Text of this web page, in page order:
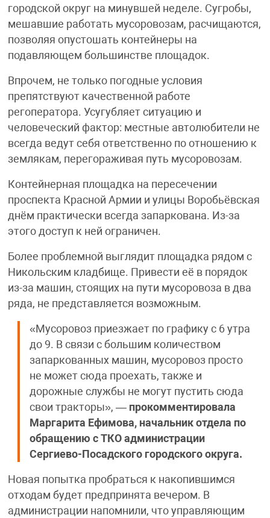
городской округ на минувшей неделе. Сугробы,
мешавшие работать мусоровозам, расчищаются,
позволяя опустошать контейнеры на
подавляющем большинстве площадок.
Впрочем, не только погодные условия
препятствуют качественной работе
регоператора. Усугубляет ситуацию и
человеческий фактор: местные автолюбители не
всегда ведут себя ответственно по отношению к
землякам, перегораживая путь мусоровозам.
Контейнерная площадка на пересечении
проспекта Красной Армии и улицы Воробьёвская
днём практически всегда запаркована. Из-за
этого доступ к ней ограничен.
Более проблемной выглядит площадка рядом с
Никольским кладбище. Привести её в порядок
из-за машин, стоящих на пути мусоровоза в два
ряда, не представляется возможным.
«Мусоровоз приезжает по графику с 6 утра
до 9. В связи с большим количеством
запаркованных машин, мусоровоз просто
не может сюда проехать, также и
дорожные службы не могут пустить сюда
свои тракторы», — прокомментировала
Маргарита Ефимова, начальник отдела по
обращению с ТКО администрации
Сергиево-Посадского городского округа.
Новая попытка пробраться к накопившимся
отходам будет предпринята вечером. В
администрации напомнили, что управляющим